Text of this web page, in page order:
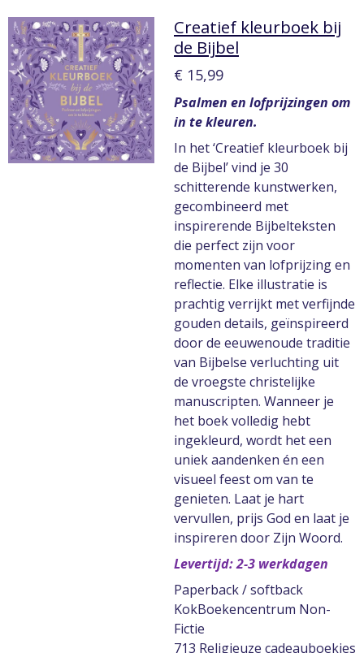
Creatief kleurboek bij
de Bijbel
€ 15,99
Psalmen en lofprijzingen om
in te kleuren.
In het ‘Creatief kleurboek bij
de Bijbel’ vind je 30
schitterende kunstwerken,
gecombineerd met
inspirerende Bijbelteksten
die perfect zijn voor
momenten van lofprijzing en
reflectie. Elke illustratie is
prachtig verrijkt met verfijnde
gouden details, geïnspireerd
door de eeuwenoude traditie
van Bijbelse verluchting uit
de vroegste christelijke
manuscripten. Wanneer je
het boek volledig hebt
ingekleurd, wordt het een
uniek aandenken én een
visueel feest om van te
genieten. Laat je hart
vervullen, prijs God en laat je
inspireren door Zijn Woord.
Levertijd: 2-3 werkdagen
Paperback / softback
KokBoekencentrum Non-
Fictie
713 Religieuze cadeauboekjes